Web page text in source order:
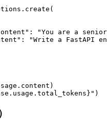
"You are a
"Write a FastAPI